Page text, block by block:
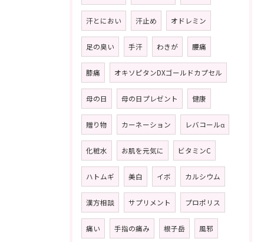
汗とにおい 汗止め オドレミン
足の臭い 手汗 わきが 腰痛
膝痛 オキソピタンDXゴールドカプセル
母の日 母の日プレゼント 健康
贈り物 カーネーション レバコールα
化粧水 お肌を元気に ビタミンC
ハトムギ 美白 イボ カルシウム
漢方相談 サプリメント プロポリス
痛い 手指の痛み 根子岳 風邪